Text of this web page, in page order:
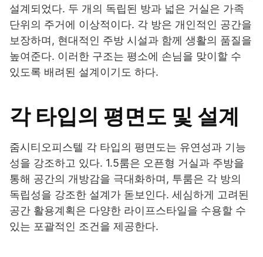
설계되었다. 두 개의 독립된 방과 넓은 거실은 가족
단위의 주거에 이상적이다. 각 방은 개인적인 공간을
보장하며, 현대적인 주방 시설과 함께 생활의 품질을
높여준다. 이러한 구조는 평소에 손님을 맞이할 수
있도록 배려된 설계이기도 하다.
각 타입의 평면도 및 설계
줌시티오피스텔 각 타입의 평면도는 유연성과 기능
성을 강조하고 있다. 1.5룸은 오픈형 거실과 주방을
통해 공간의 개방감을 극대화하며, 투룸은 각 방의
독립성을 강조한 설계가 돋보인다. 세심하게 고려된
공간 활용계획은 다양한 라이프스타일을 수용할 수
있는 포괄적인 조건을 제공한다.